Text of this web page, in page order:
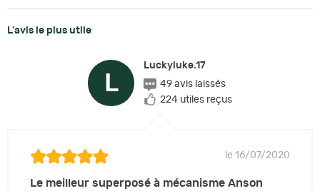
L'avis le plus utile
L
Luckyluke.17
49 avis laissés
224 utiles reçus
le 16/07/2020
Le meilleur superposé à mécanisme Anson